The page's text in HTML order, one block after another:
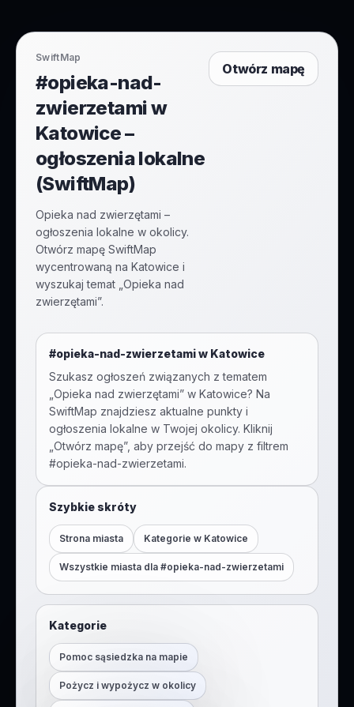
SwiftMap
#opieka-nad-
zwierzetami w
Katowice –
ogłoszenia lokalne
(SwiftMap)
Opieka nad zwierzętami –
ogłoszenia lokalne w okolicy.
Otwórz mapę SwiftMap
wycentrowaną na Katowice i
wyszukaj temat „Opieka nad
zwierzętami”.
Otwórz mapę
#opieka-nad-zwierzetamiw Katowice
Szukasz ogłoszeń związanych z tematem
Opieka nad zwierzętami” w Katowice? Na
SwiftMap znajdziesz aktualne punkty i
ogłoszenia lokalne w Twojej okolicy. Kliknij
„Otwórz mapę”, aby przejść do mapy z filtrem
#opieka-nad-zwierzetami.
Szybkie skróty
Strona miasta Kategorie w Katowice
Wszystkie miasta dla #opieka-nad-zwierzetami
Kategorie
Pomoc sąsiedzka na mapie
Pożycz i wypożycz w okolicy